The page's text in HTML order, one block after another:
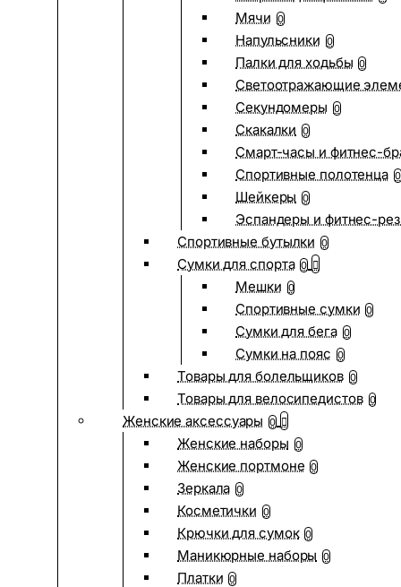
Мячи 0
Напульсники 0
Палки для ходьбы 0
Светоотражающие
Секундомеры 0
Скакалки 0
Смарт-часы и фитнес-
Спортивные полотенца 0
Шейкеры 0
Эспандеры и фитнес-
Спортивные бутылки 0
Сумки для спорта 0
Мешки 0
Спортивные сумки 0
Сумки для бега 0
Сумки на пояс 0
Товары для болельщиков 0
Товары для велосипедистов 0
Женские аксессуары 0
Женские наборы 0
Женские портмоне 0
Зеркала 0
Косметички 0
Крючки для сумок 0
Маникюрные наборы 0
Платки 0